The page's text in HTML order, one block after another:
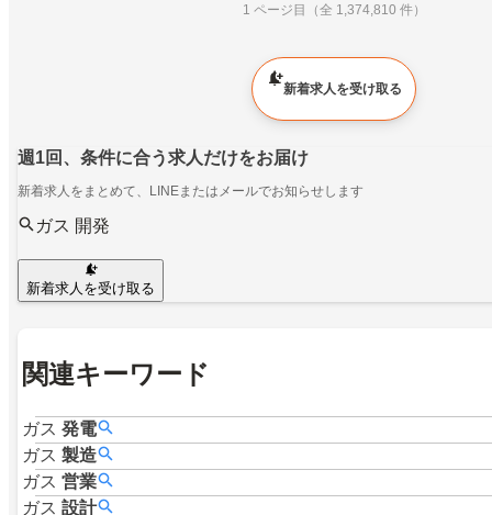
1 ページ目（全 1,374,810 件）
新着求人を受け取る
週1回、条件に合う求人だけをお届け
新着求人をまとめて、LINEまたはメールでお知らせします
ガス 開発
新着求人を受け取る
関連キーワード
ガス 発電
ガス 製造
ガス 営業
ガス 設計